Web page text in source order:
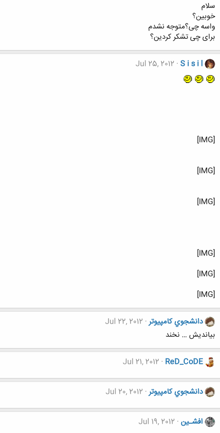
سلام
خوبین؟
واسه چی؟متوجه نشدم
برای چی تشکر کردین؟
S i s i l
Jul 25, 2012
[IMG]
[IMG]
[IMG]
[IMG]
[IMG]
[IMG]
دانشجوي كامپيوتر Jul 22, 2012
بیاندیش … نخند
ReD_CoDE
Jul 21, 2012
دانشجوي كامپيوتر Jul 20, 2012
افشـین Jul 19, 2012